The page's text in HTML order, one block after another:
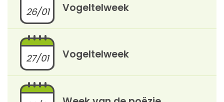
26/01 Vogeltelweek
27/01 Vogeltelweek